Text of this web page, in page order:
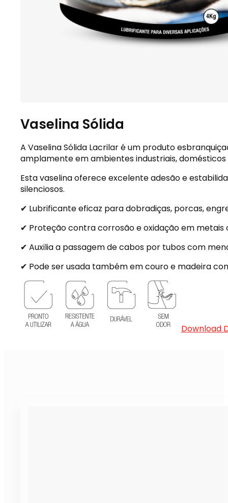
Vaselina Sólida
A Vaselina Sólida Lacrilar é um produto
amplamente em ambientes industriais,
Esta vaselina oferece excelente adesão e
silenciosos.
✔ Lubrificante eficaz para dobradiças, porcas,
✔ Proteção contra corrosão e oxidação em metais
✔ Auxilia a passagem de cabos por tubos com
✔ Pode ser usada também em couro e madeira
Download